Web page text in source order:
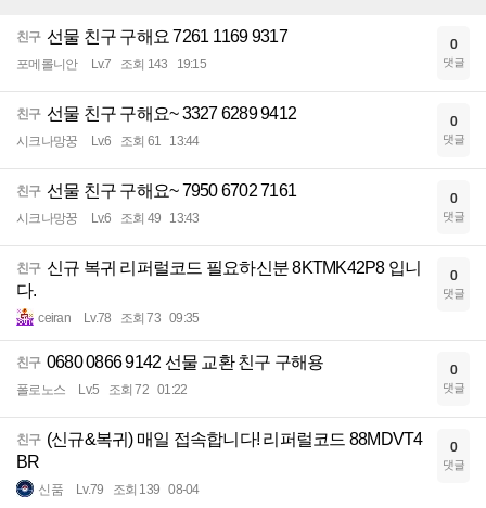
친구 선물 친구 구해요 7261 1169 9317
포메롤니안 Lv.7 조회 143 19:15
0
댓글
친구 선물 친구 구해요~ 3327 6289 9412
시크나망꿍 Lv.6 조회 61 13:44
0
댓글
친구 선물 친구 구해요~ 7950 6702 7161
시크나망꿍 Lv.6 조회 49 13:43
0
댓글
친구 신규 복귀 리퍼럴코드 필요하신분 8KTMK42P8 입니
다.
ceiran Lv.78 조회 73 09:35
0
댓글
친구 0680 0866 9142 선물 교환 친구 구해용
폴로노스 Lv.5 조회 72 01:22
0
댓글
친구 (신규&복귀) 매일 접속합니다! 리퍼럴코드 88MDVT4
BR
신품 Lv.79 조회 139 08-04
0
댓글